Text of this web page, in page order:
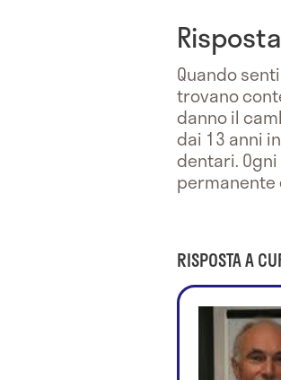
Risposta
Quando
trovano
danno il
dai 13 anni
dentari.
permanente
RISPOSTA A